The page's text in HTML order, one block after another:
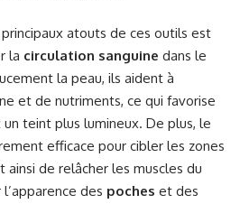
principaux atouts de ces outils est
la circulation sanguine dans le
la peau, ils aident à
et de nutriments, ce qui favorise
teint plus lumineux. De plus, le
efficace pour cibler les zones
de relâcher les muscles du
des poches et des